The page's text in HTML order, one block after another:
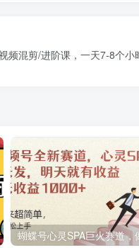
频混剪/进阶课，一天7-8个